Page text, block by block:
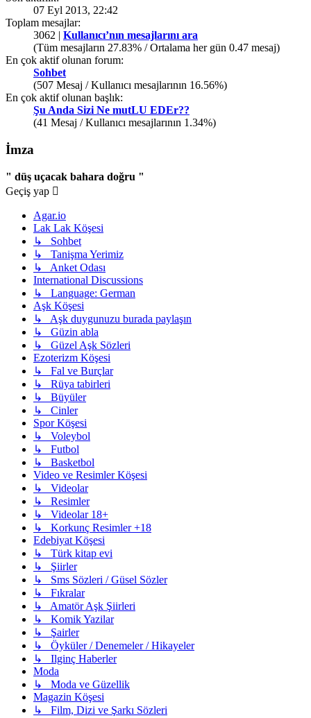
07 Eyl 2013, 22:42
Toplam mesajlar:
3062 | Kullanıcı’nın mesajlarını ara
(Tüm mesajların 27.83% / Ortalama her gün 0.47 mesaj)
En çok aktif olunan forum:
Sohbet
(507 Mesaj / Kullanıcı mesajlarının 16.56%)
En çok aktif olunan başlık:
Şu Anda Sizi Ne mutLU EDEr??
(41 Mesaj / Kullanıcı mesajlarının 1.34%)
İmza
" düş uçacak bahara doğru "
Geçiş yap
Agar.io
Lak Lak Köşesi
↳ Sohbet
↳ Tanişma Yerimiz
↳ Anket Odası
International Discussions
↳ Language: German
Aşk Köşesi
↳ Aşk duygunuzu burada paylaşın
↳ Güzin abla
↳ Güzel Aşk Sözleri
Ezoterizm Köşesi
↳ Fal ve Burçlar
↳ Rüya tabirleri
↳ Büyüler
↳ Cinler
Spor Köşesi
↳ Voleybol
↳ Futbol
↳ Basketbol
Video ve Resimler Köşesi
↳ Videolar
↳ Resimler
↳ Videolar 18+
↳ Korkunç Resimler +18
Edebiyat Köşesi
↳ Türk kitap evi
↳ Şiirler
↳ Sms Sözleri / Güsel Sözler
↳ Fıkralar
↳ Amatör Aşk Şiirleri
↳ Komik Yazilar
↳ Şairler
↳ Öyküler / Denemeler / Hikayeler
↳ Ilginç Haberler
Moda
↳ Moda ve Güzellik
Magazin Köşesi
↳ Film, Dizi ve Şarkı Sözleri